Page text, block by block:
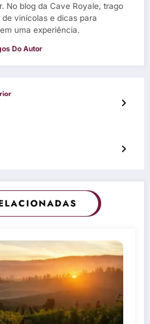
No blog da Cave Royale, trago
vinícolas e dicas para
uma experiência.